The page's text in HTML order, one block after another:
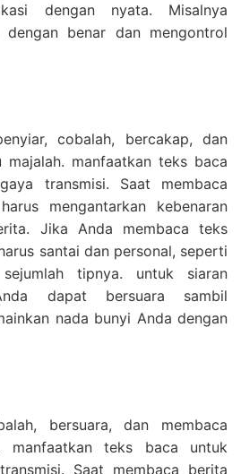
dengan nyata. Misalnya
dengan benar dan mengontrol
cobalah, bercakap, dan
majalah. manfaatkan teks baca
transmisi. Saat membaca
mengantarkan kebenaran
Jika Anda membaca teks
santai dan personal, seperti
tipnya. untuk siaran
dapat bersuara sambil
nada bunyi Anda dengan
bersuara, dan membaca
manfaatkan teks baca untuk
Saat membaca berita